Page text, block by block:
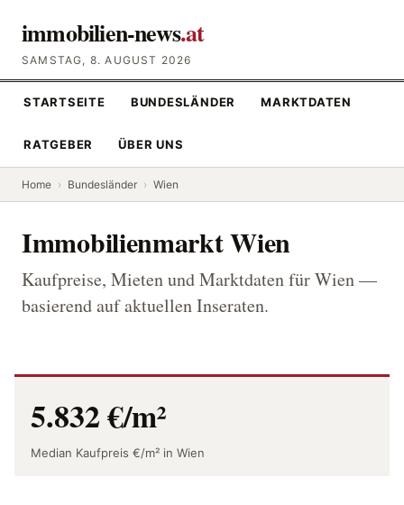
immobilien-news.at
SAMSTAG, 8. AUGUST 2026
STARTSEITE BUNDESLÄNDER MARKTDATEN
RATGEBER ÜBER UNS
Home › Bundesländer › Wien
Immobilienmarkt Wien
Kaufpreise, Mieten und Marktdaten für Wien —
basierend auf aktuellen Inseraten.
5.832 €/m²
Median Kaufpreis €/m² in Wien